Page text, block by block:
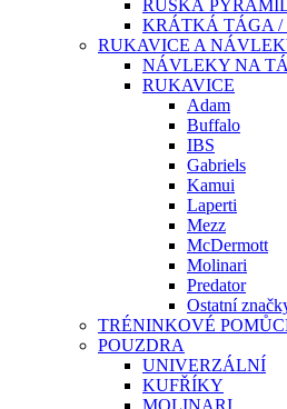
RUSKÁ
KRÁTKÁ TÁGA /
RUKAVICE A
NÁVLEKY NA
RUKAVICE
Adam
Buffalo
IBS
Gabriels
Kamui
Laperti
Mezz
McDermott
Molinari
Predator
Ostatní
TRÉNINKOVÉ
POUZDRA
UNIVERZÁLNÍ
KUFŘÍKY
MOLINARI